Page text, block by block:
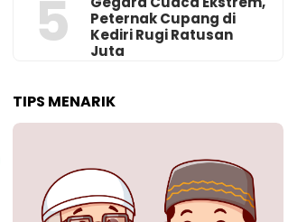
5
Peternak Cupang di
Kediri Rugi Ratusan
Juta
TIPS MENARIK